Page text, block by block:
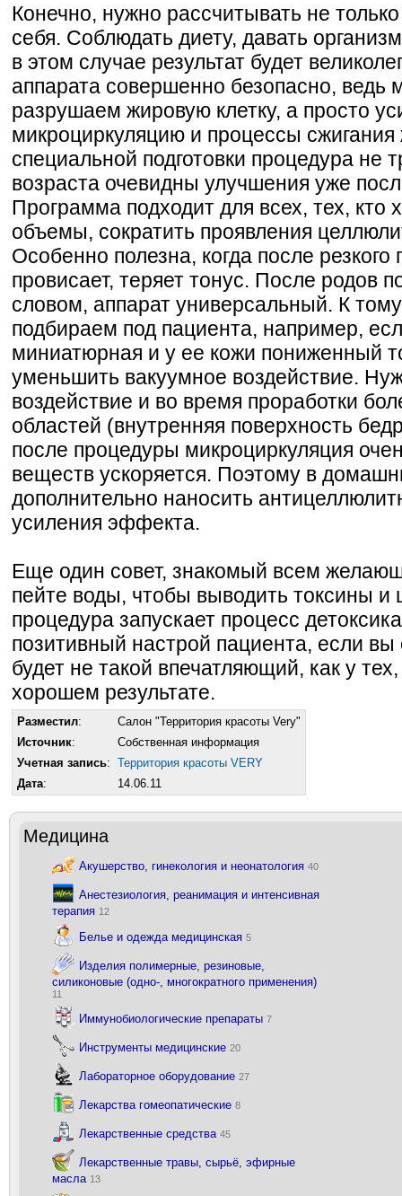
Конечно, нужно рассчитывать не
себя. Соблюдать диету, давать
в этом случае результат будет
аппарата совершенно безопасно, ведь
разрушаем жировую клетку, а просто
микроциркуляцию и процессы
специальной подготовки процедура не
возраста очевидны улучшения уже
Программа подходит для всех, тех, кто
объемы, сократить проявления
Особенно полезна, когда после резкого
провисает, теряет тонус. После родов
словом, аппарат универсальный. К
подбираем под пациента, например,
миниатюрная и у ее кожи пониженный
уменьшить вакуумное воздействие.
воздействие и во время проработки
областей (внутренняя поверхность
после процедуры микроциркуляция
веществ ускоряется. Поэтому в
дополнительно наносить
усиления эффекта.
Еще один совет, знакомый всем
пейте воды, чтобы выводить токсины и
процедура запускает процесс
позитивный настрой пациента, если вы
будет не такой впечатляющий, как у
хорошем результате.
Разместил:
Салон "Территория красоты Very"
Источник:
Собственная информация
Учетная запись: Территория красоты VERY
Дата: 14.06.11
Медицина
Акушерство, гинекология и неонатология 40
Анестезиология, реанимация и интенсивная
терапия 12
Белье и одежда медицинская 5
Изделия полимерные, резиновые,
силиконовые (одно-, многократного применения)
11
Иммунобиологические препараты 7
Инструменты медицинские 20
Лабораторное оборудование 27
Лекарства гомеопатические 8
Лекарственные средства 45
Лекарственные травы, сырьё, эфирные
масла 13